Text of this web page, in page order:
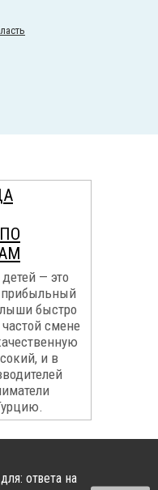
— это
прибыльный
быстро
смене
и в
ответа на